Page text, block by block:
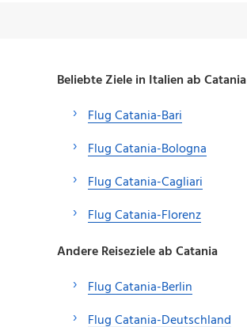
Beliebte Ziele in Italien ab Catania
Flug Catania-Bari
Flug Catania-Bologna
Flug Catania-Cagliari
Flug Catania-Florenz
Andere Reiseziele ab Catania
Flug Catania-Berlin
Flug Catania-Deutschland